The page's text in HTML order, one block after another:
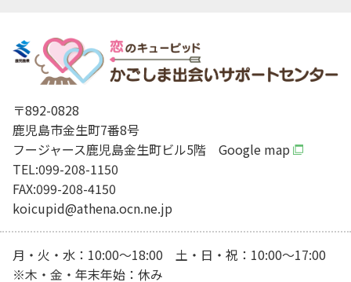
〒892-0828
鹿児島市金生町7番8号
フージャース鹿児島金生町ビル5階 Google map
TEL:099-208-1150
FAX:099-208-4150
koicupid@athena.ocn.ne.jp
月・火・水：10:00～18:00 土・日・祝：10:00～17:00
※木・金・年末年始：休み